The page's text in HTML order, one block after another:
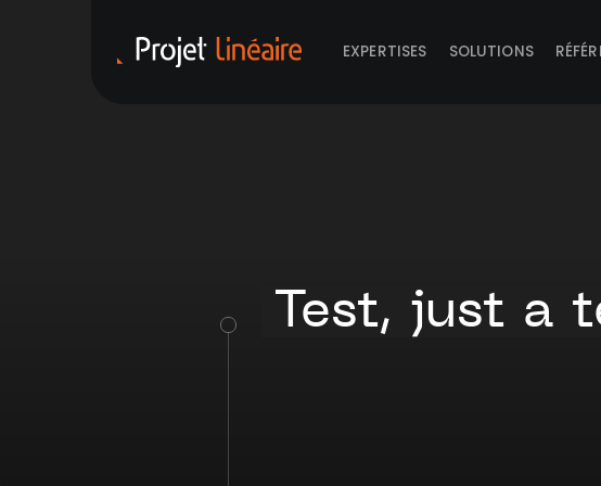
EXPERTISES SOLUTIONS
Test, just a